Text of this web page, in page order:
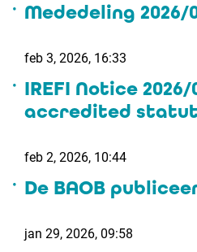
Mededeling
feb 3, 2026, 16:33
IREFI Notice
accredited
feb 2, 2026, 10:44
De BAOB
jan 29, 2026, 09:58